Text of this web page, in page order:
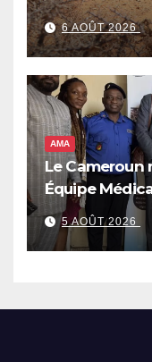
de réponse
qui pourrait
millions de
alimentaire
6 AOÛT 2026
AMA
Le Cameroun
Équipe
5 AOÛT 2026